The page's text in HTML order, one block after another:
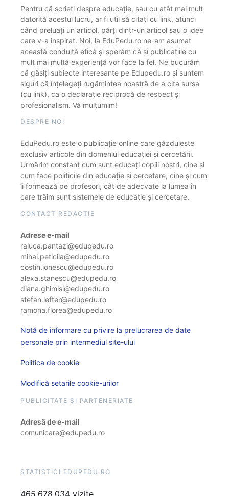
Pentru că scrieți despre educație, sau cu atât mai mult
datorită acestui lucru, ar fi util să citați cu link, atunci
când preluați un articol, părți dintr-un articol sau o idee
care v-a inspirat. Noi, la EduPedu.ro ne-am asumat
această conduită etică și sperăm că și publicațiile cu
mult mai multă experiență vor face la fel. Ne bucurăm
că găsiți subiecte interesante pe Edupedu.ro și suntem
siguri că înțelegeți rugămintea noastră de a cita sursa
(cu link), ca o declarație reciprocă de respect și
profesionalism. Vă mulțumim!
DESPRE NOI
EduPedu.ro este o publicație online care găzduiește
exclusiv articole din domeniul educației și cercetării.
Urmărim constant cum sunt educați copiii noștri, cine și
cum face politicile din educație și cercetare, cine și cum
îi formează pe profesori, cât de adecvate la lumea în
care trăim sunt sistemele de educație și cercetare.
CONTACT REDACȚIE
Adrese e-mail
raluca.pantazi@edupedu.ro
mihai.peticila@edupedu.ro
costin.ionescu@edupedu.ro
alexa.stanescu@edupedu.ro
diana.ghimisi@edupedu.ro
stefan.lefter@edupedu.ro
ramona.florea@edupedu.ro
Notă de informare cu privire la prelucrarea de date
personale prin intermediul site-ului
Politica de cookie
Modifică setarile cookie-urilor
PUBLICITATE ȘI PARTENERIATE
Adresă de e-mail
comunicare@edupedu.ro
STATISTICI EDUPEDU.RO